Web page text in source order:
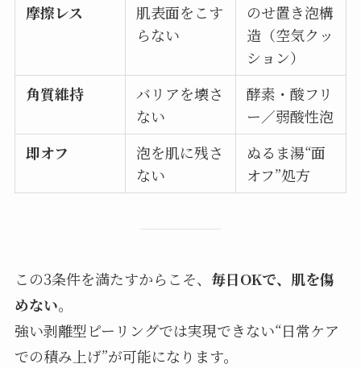
摩擦レス
肌表面をこす
らない
のせ置き泡構
造（空気クッ
ション）
角質維持
バリアを壊さ
ない
酵素・酸フリ
ー／弱酸性泡
即オフ
泡を肌に残さ
ない
ぬるま湯“面
オフ”処方
この3条件を満たすからこそ、 毎日OKで、肌を傷
めない。
強い剥離型ピーリングでは実現できない“日常ケア
での積み上げ”が可能になります。